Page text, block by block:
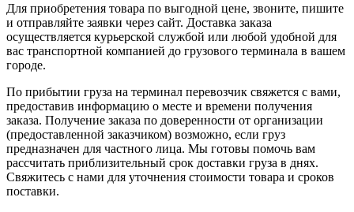
Для приобретения товара по выгодной цене, звоните, пишите
и отправляйте заявки через сайт. Доставка заказа
осуществляется курьерской службой или любой удобной для
вас транспортной компанией до грузового терминала в вашем
городе.
По прибытии груза на терминал перевозчик свяжется с вами,
предоставив информацию о месте и времени получения
заказа. Получение заказа по доверенности от организации
(предоставленной заказчиком) возможно, если груз
предназначен для частного лица. Мы готовы помочь вам
рассчитать приблизительный срок доставки груза в днях.
Свяжитесь с нами для уточнения стоимости товара и сроков
поставки.